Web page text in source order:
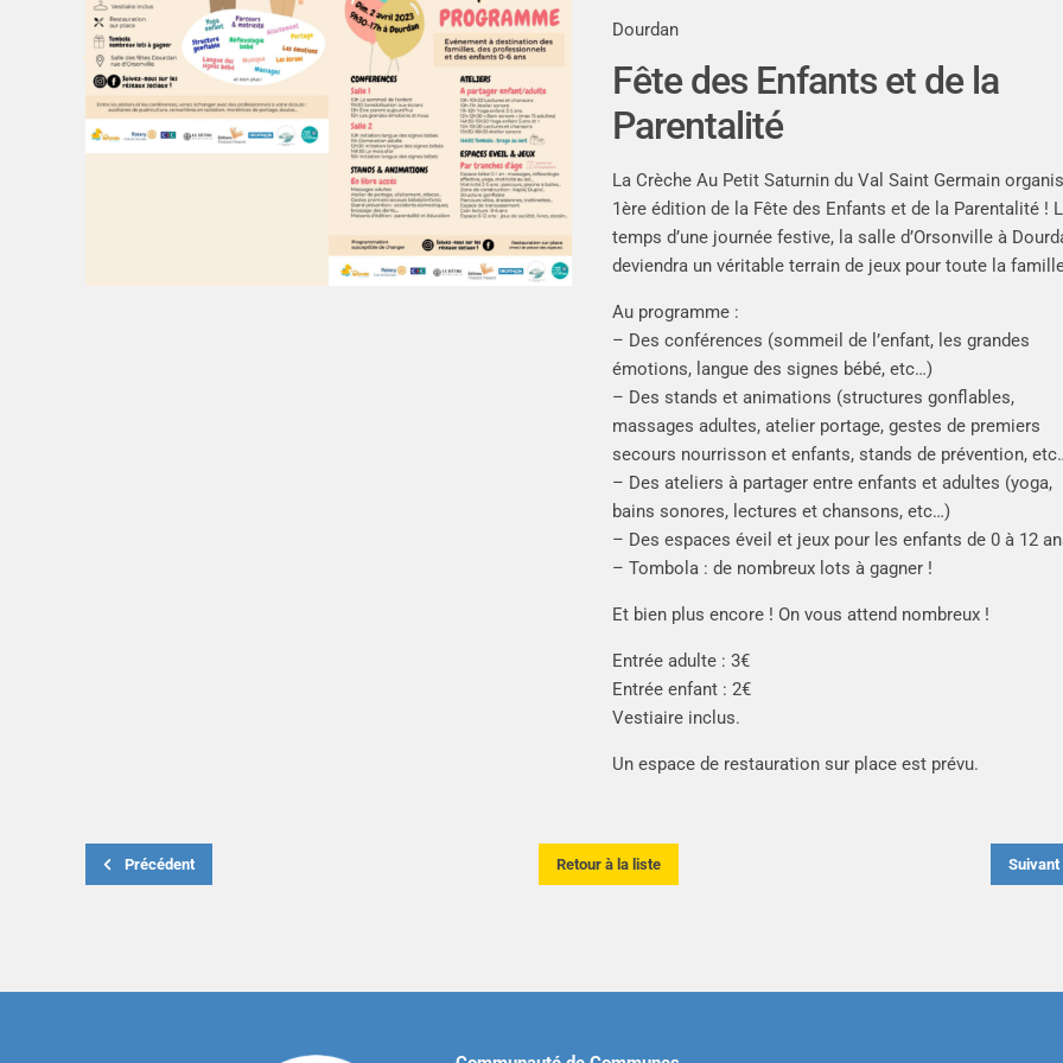
Dourdan
Fête des Enfants et de la
Parentalité
La Crèche Au Petit Saturnin du Val Saint Germain
1ère édition de la Fête des Enfants et de la Parentalité !
temps d’une journée festive, la salle d’Orsonville à
deviendra un véritable terrain de jeux pour toute la
Au programme :
– Des conférences (sommeil de l’enfant, les grandes
émotions, langue des signes bébé, etc…)
– Des stands et animations (structures gonflables,
massages adultes, atelier portage, gestes de premiers
secours nourrisson et enfants, stands de prévention,
– Des ateliers à partager entre enfants et adultes (yoga,
bains sonores, lectures et chansons, etc…)
– Des espaces éveil et jeux pour les enfants de 0 à 12
– Tombola : de nombreux lots à gagner !
Et bien plus encore ! On vous attend nombreux !
Entrée adulte : 3€
Entrée enfant : 2€
Vestiaire inclus.
Un espace de restauration sur place est prévu.
Précédent Retour à la liste Suivant